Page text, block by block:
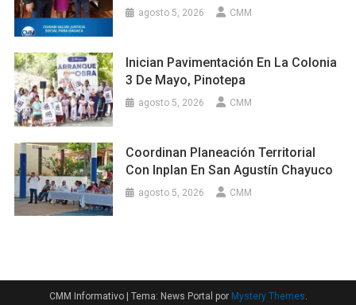
agosto 5, 2026 CMM
Inician Pavimentación En La Colonia
3 De Mayo, Pinotepa
agosto 5, 2026 CMM
Coordinan Planeación Territorial
Con Inplan En San Agustín Chayuco
agosto 5, 2026 CMM
CMM Informativo Tema: News Portal por Mystery Themes.